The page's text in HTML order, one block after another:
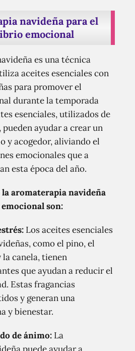
navideña para el
emocional
es una técnica
aceites esenciales con
para promover el
durante la temporada
esenciales, utilizados de
pueden ayudar a crear un
y acogedor, aliviando el
emocionales que a
esta época del año.
aromaterapia navideña
son:
Los aceites esenciales
como el pino, el
canela, tienen
que ayudan a reducir el
Estas fragancias
y generan una
y bienestar.
de ánimo: La